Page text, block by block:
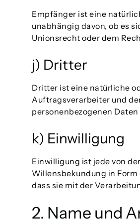
Empfänger ist eine
unabhängig davon, ob es
Unionsrecht oder dem
j) Dritter
Dritter ist eine natürliche
Auftragsverarbeiter und
personenbezogenen
k) Einwilligung
Einwilligung ist jede von
Willensbekundung in
dass sie mit der
2. Name und